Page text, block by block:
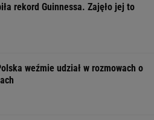
rekord Guinnessa. Zajęło jej to
weźmie udział w rozmowach o